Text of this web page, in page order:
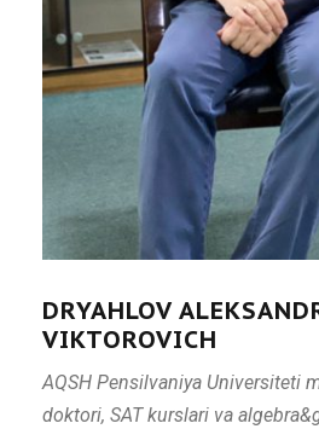
DRYAHLOV
VIKTOROVICH
AQSH Pensilvaniya Universiteti
doktori, SAT kurslari va